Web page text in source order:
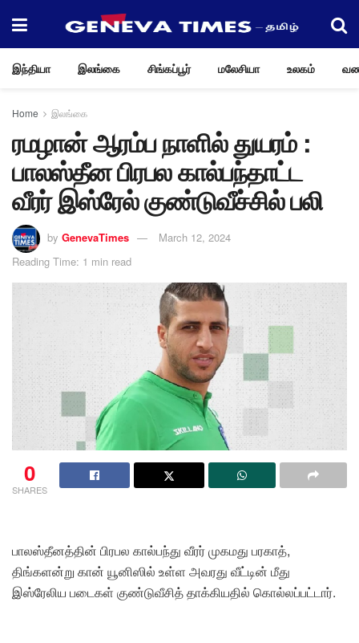
இந்தியா இலங்கை சிங்கப்பூர் மலேசியா உலகம்
Home இலங்கை
ரமழான் ஆரம்ப நாளில் துயரம் :
பாலஸ்தீன பிரபல கால்பந்தாட்ட
வீரர் இஸ்ரேல் குண்டுவீச்சில் பலி
by GenevaTimes
March 12, 2024
Reading Time: 1 min read
0
SHARES
பாலஸ்தீனத்தின் பிரபல கால்பந்து வீரர் முகமது பரகாத்,
திங்களன்று கான் யூனிஸில் உள்ள அவரது வீட்டின் மீது
இஸ்ரேலிய படைகள் குண்டுவீசித் தாக்கியதில் கொல்லப்பட்டார்.